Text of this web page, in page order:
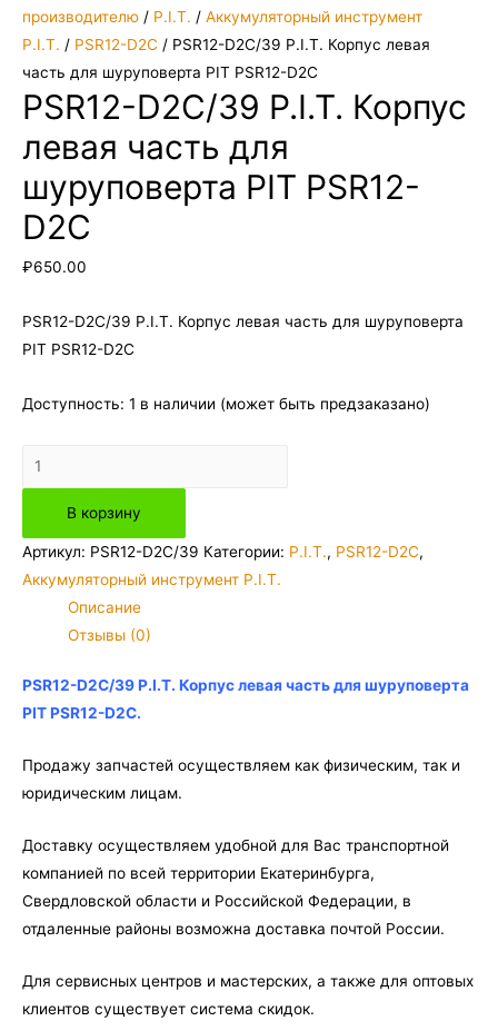
производителю / P.I.T. / Аккумуляторный инструмент
P.I.T. / PSR12-D2C / PSR12-D2C/39 P.I.T. Корпус левая
часть для шуруповерта PIT PSR12-D2C
PSR12-D2C/39 P.I.T. Корпус
левая часть для
шуруповерта PIT PSR12-
D2C
₽650.00
PSR12-D2C/39 P.I.T. Корпус левая часть для шуруповерта
PIT PSR12-D2C
Доступность: 1 в наличии (может быть предзаказано)
Количество
товара
PSR12-
D2C/39
для
шуруповерта
PSR12-
D2C
В корзину
Артикул: PSR12-D2C/39 Категории: P.I.T., PSR12-D2C,
Аккумуляторный инструмент P.I.T.
Описание
Отзывы (0)
PSR12-D2C/39 P.I.T. Корпус левая часть для шуруповерта
PIT PSR12-D2C.
Продажу запчастей осуществляем как физическим, так и
юридическим лицам.
Доставку осуществляем удобной для Вас транспортной
компанией по всей территории Екатеринбурга,
Свердловской области и Российской Федерации, в
отдаленные районы возможна доставка почтой России.
Для сервисных центров и мастерских, а также для оптовых
клиентов существует система скидок.